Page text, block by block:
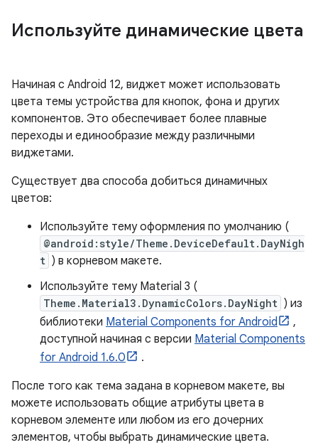
Используйте динамические цвета
Начиная с Android 12, виджет может использовать
цвета темы устройства для кнопок, фона и других
компонентов. Это обеспечивает более плавные
переходы и единообразие между различными
виджетами.
Существует два способа добиться динамичных
цветов:
Используйте тему оформления по умолчанию (
@android:style/Theme.DeviceDefault.DayNigh
t ) в корневом макете.
Используйте тему Material 3 (
Theme.Material3.DynamicColors.DayNight ) из
библиотеки Material Components for Android
,
доступной начиная с версии Material Components
for Android 1.6.0
.
После того как тема задана в корневом макете, вы
можете использовать общие атрибуты цвета в
корневом элементе или любом из его дочерних
элементов, чтобы выбрать динамические цвета.